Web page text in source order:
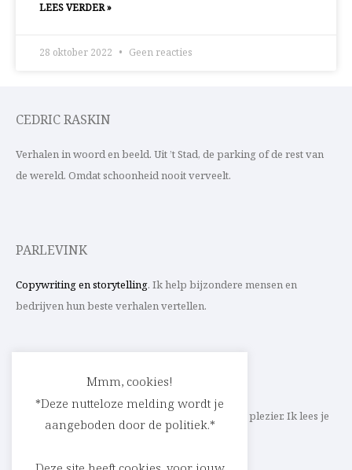
LEES VERDER »
28 oktober 2022 Geen reacties
CEDRIC RASKIN
Verhalen in woord en beeld. Uit ’t Stad, de parking of de rest van
de wereld. Omdat schoonheid nooit verveelt.
PARLEVINK
Copywriting en storytelling. Ik help bijzondere mensen en
bedrijven hun beste verhalen vertellen.
Schrijf ik straks mee aan jouw verhaal? Met veel plezier. Ik lees je
heel graag op
cedric@parlevink.be
Mmm, cookies!
*Deze nutteloze melding wordt je
aangeboden door de politiek.*